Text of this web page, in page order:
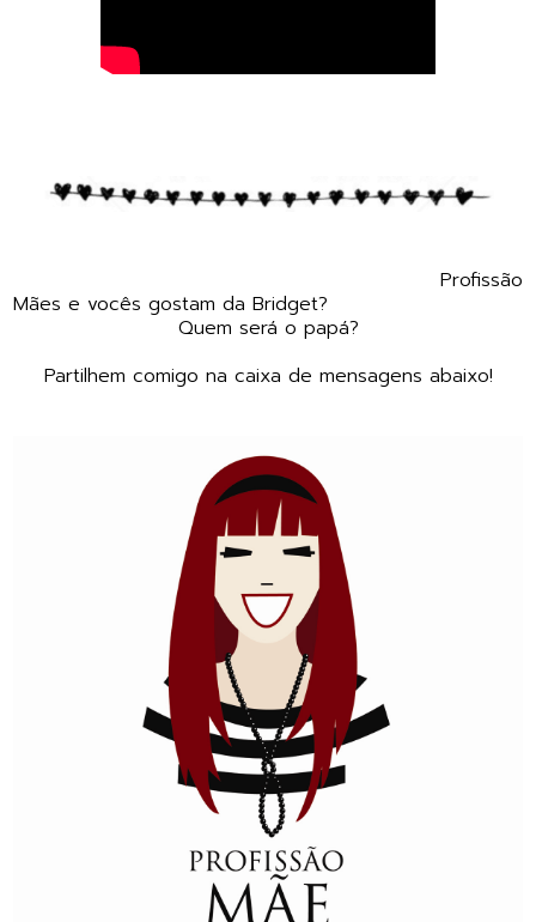
Profissão
Mães e vocês gostam da Bridget?
Quem será o papá?
Partilhem comigo na caixa de mensagens abaixo!